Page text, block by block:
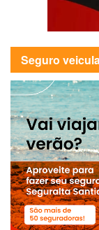
Seguro